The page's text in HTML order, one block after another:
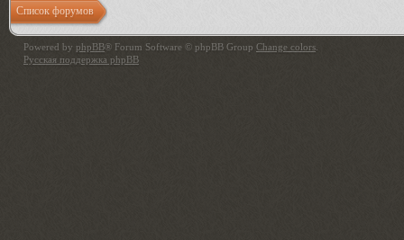
Список форумов
Powered by phpBB® Forum Software © phpBB Group Change colors
Русская поддержка phpBB